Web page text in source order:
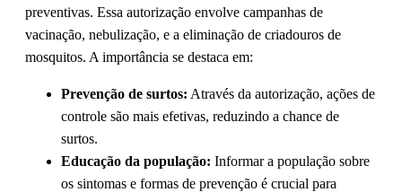
preventivas. Essa autorização envolve campanhas de
vacinação, nebulização, e a eliminação de criadouros de
mosquitos. A importância se destaca em:
Prevenção de surtos: Através da autorização, ações de
controle são mais efetivas, reduzindo a chance de
surtos.
Educação da população: Informar a população sobre
os sintomas e formas de prevenção é crucial para